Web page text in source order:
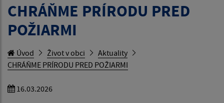
CHRÁŇME PRÍRODU PRED
POŽIARMI
Úvod Život v obci
Aktuality
CHRÁŇME PRÍRODU PRED POŽIARMI
16.03.2026